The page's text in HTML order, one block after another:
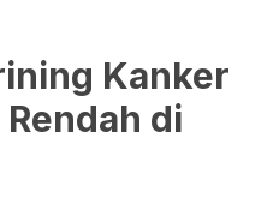
Kanker
di